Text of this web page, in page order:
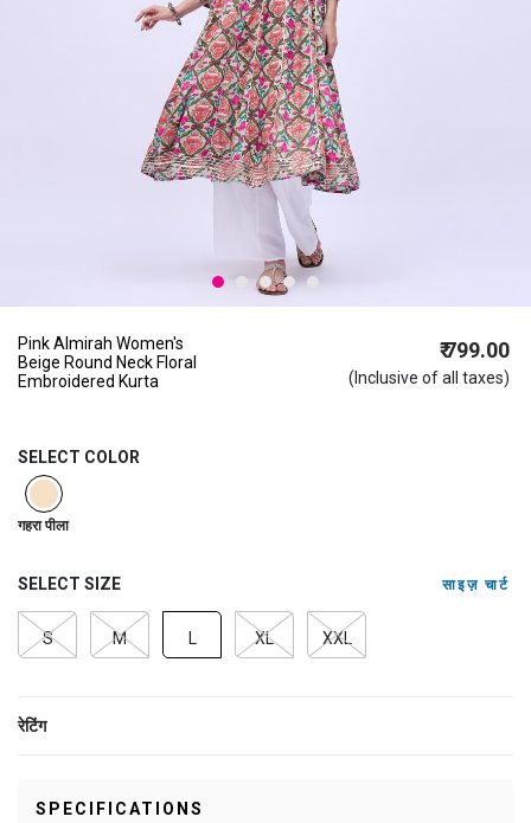
Pink Almirah Women's
Beige Round Neck Floral
Embroidered Kurta
₹ 799.00
(Inclusive of all taxes)
SELECT COLOR
selected
गहरा पीला
SELECT SIZE साइज़ चार्ट
S M L XL XXL
रेटिंग
SPECIFICATIONS